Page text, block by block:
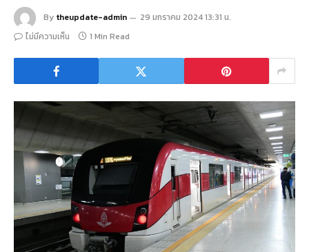
By theupdate-admin
29 มกราคม 2024 13:31 น.
ไม่มีความเห็น
1 Min Read